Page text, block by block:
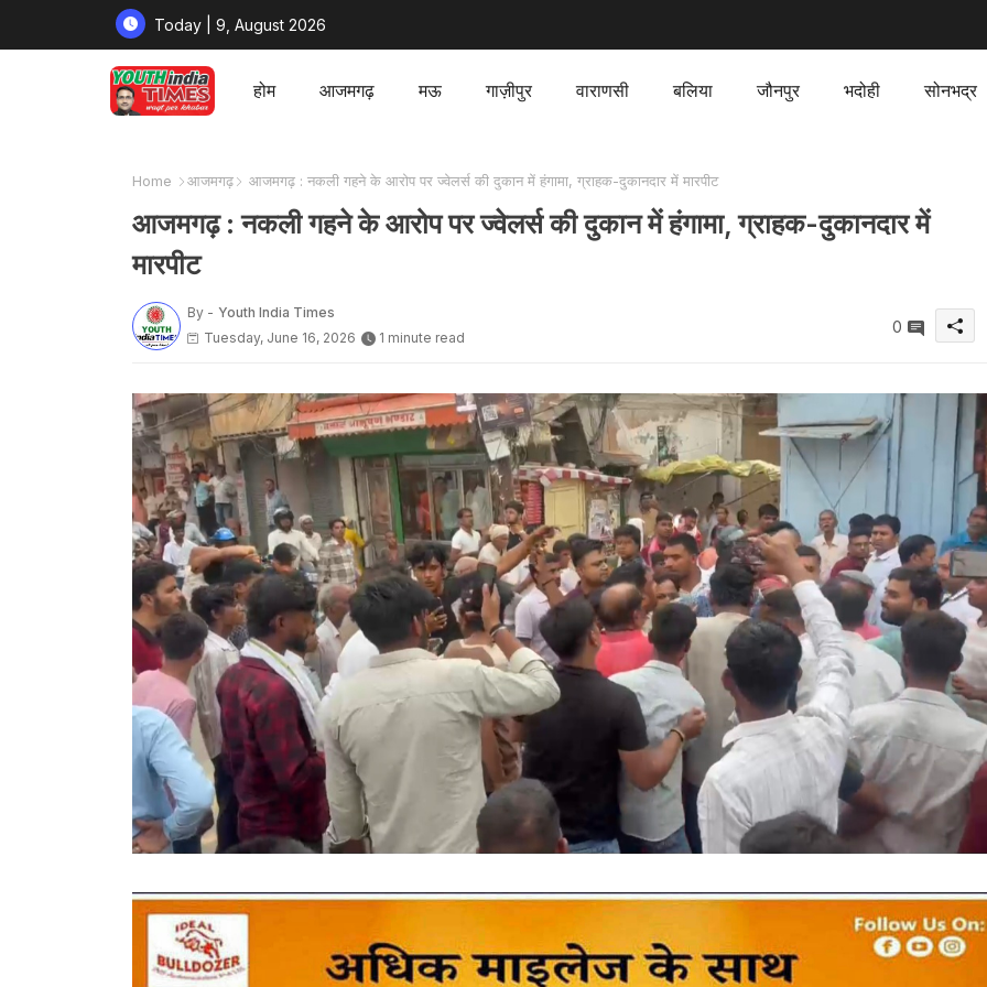
Today | 9, August 2026
होम आजमगढ़ मऊ गाज़ीपुर वाराणसी बलिया जौनपुर भदोही सोनभद्र
Home आजमगढ़ आजमगढ़ : नकली गहने के आरोप पर ज्वेलर्स की दुकान में हंगामा, ग्राहक-दुकानदार में मारपीट
आजमगढ़ : नकली गहने के आरोप पर ज्वेलर्स की दुकान में हंगामा, ग्राहक-दुकानदार में
मारपीट
By - Youth India Times
Tuesday, June 16, 2026
1 minute read
0